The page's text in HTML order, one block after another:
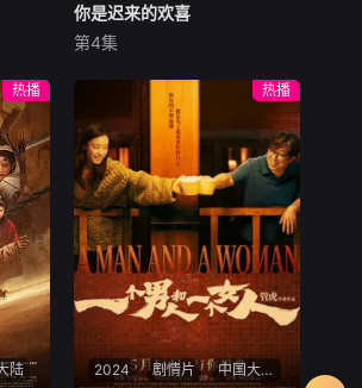
亲
长
东
言则
春
生
妈
你是迟来的欢喜
魏哲鸣
28岁的阮喻以自己的情感经历
为原型创作小说并发布在网
上。但没想到，她的小说情节
被网友指出有抄袭嫌疑。阮喻
决定维权，几经波折确定合作
的知识产权律师正好是她高中
的暗恋对象、也是自己小说男
主的原型许淮颂。两
你是迟来的欢喜
第4集
陆
热播
2024 剧情片 中国大陆,中国香港
热播